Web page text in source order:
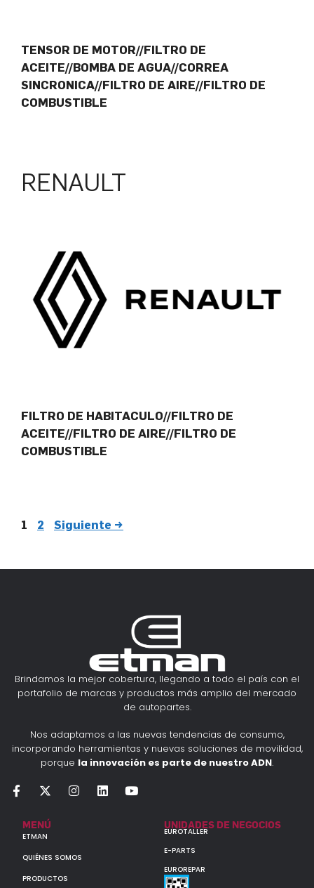
TENSOR DE MOTOR//FILTRO DE
ACEITE//BOMBA DE AGUA//CORREA
SINCRONICA//FILTRO DE AIRE//FILTRO DE
COMBUSTIBLE
RENAULT
FILTRO DE HABITACULO//FILTRO DE
ACEITE//FILTRO DE AIRE//FILTRO DE
COMBUSTIBLE
1 2 Siguiente →
Brindamos la mejor cobertura, llegando a todo el país con el
portafolio de marcas y productos más amplio del mercado
de autopartes.
Nos adaptamos a las nuevas tendencias de consumo,
incorporando herramientas y nuevas soluciones de movilidad,
porque la innovación es parte de nuestro ADN.
MENÚ
ETMAN
QUIÉNES SOMOS
PRODUCTOS
UNIDADES DE NEGOCIOS
EUROTALLER
E-PARTS
EUROREPAR